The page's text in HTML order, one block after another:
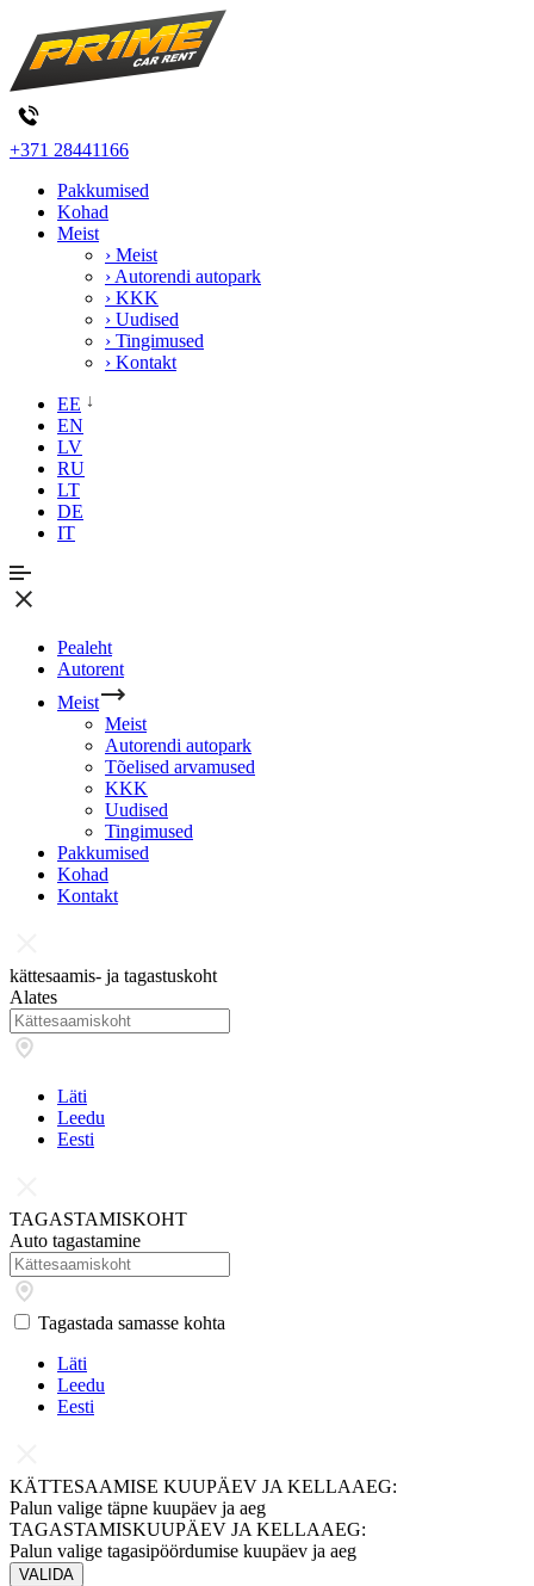
+371 28441166
Pakkumised
Kohad
Meist
› Meist
› Autorendi autopark
› KKK
› Uudised
› Tingimused
› Kontakt
EE
EN
LV
RU
LT
DE
IT
Pealeht
Autorent
Meist
Meist
Autorendi autopark
Tõelised arvamused
KKK
Uudised
Tingimused
Pakkumised
Kohad
Kontakt
kättesaamis- ja tagastuskoht
Alates
Läti
Leedu
Eesti
TAGASTAMISKOHT
Auto tagastamine
Tagastada samasse kohta
Läti
Leedu
Eesti
KÄTTESAAMISE KUUPÄEV JA KELLAAEG:
Palun valige täpne kuupäev ja aeg
TAGASTAMISKUUPÄEV JA KELLAAEG:
Palun valige tagasipöördumise kuupäev ja aeg
VALIDA